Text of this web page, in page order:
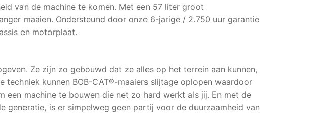
van de machine te komen. Met een 57 liter groot
maaien. Ondersteund door onze 6-jarige / 2.750 uur garantie
en motorplaat.
Ze zijn zo gebouwd dat ze alles op het terrein aan kunnen,
kunnen BOB-CAT®-maaiers slijtage oplopen waardoor
een machine te bouwen die net zo hard werkt als jij. En met de
is er simpelweg geen partij voor de duurzaamheid van